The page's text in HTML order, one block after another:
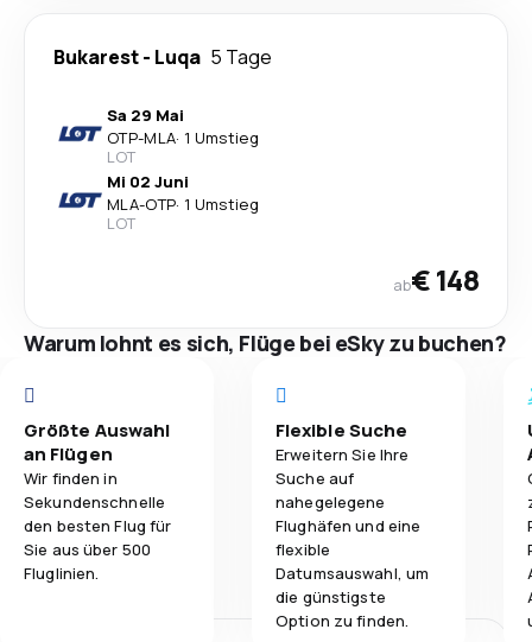
Bukarest- Luqa 5 Tage
Sa 29 Mai
OTP-MLA· 1 Umstieg
LOT
Mi 02 Juni
MLA-OTP· 1 Umstieg
LOT
ab€ 148
Warum lohnt es sich, Flüge bei eSky zu buchen?
Größte Auswahl
an Flügen
Wir finden in
Sekundenschnelle
den besten Flug für
Sie aus über 500
Fluglinien.
Flexible Suche
Erweitern Sie Ihre
Suche auf
nahegelegene
Flughäfen und eine
flexible
Datumsauswahl, um
die günstigste
Option zu finden.